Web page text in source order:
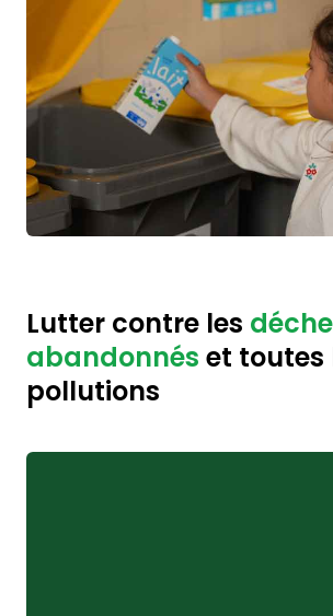
Lutter contre les
abandonnés et toutes
pollutions